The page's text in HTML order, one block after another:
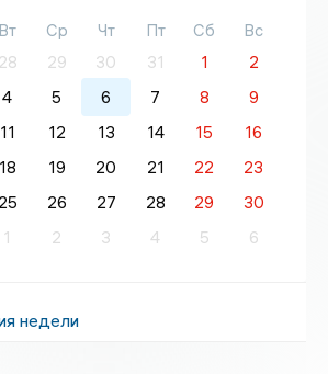
Вт Ср Чт Пт Сб
Вс
28 29 30 31 1
2
4 5 6 7 8
9
11 12 13 14 15
16
18 19 20 21 22
23
25 26 27 28 29
30
1 2 3 4 5 6
недели